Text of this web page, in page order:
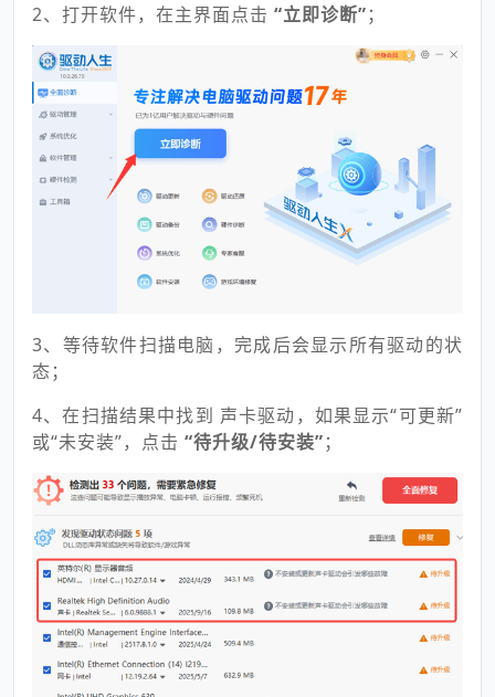
2、打开软件，在主界面点击 “立即诊断”；
3、等待软件扫描电脑，完成后会显示所有驱动的状
态；
4、在扫描结果中找到 声卡驱动，如果显示“可更新”
或“未安装”，点击 “待升级/待安装”；